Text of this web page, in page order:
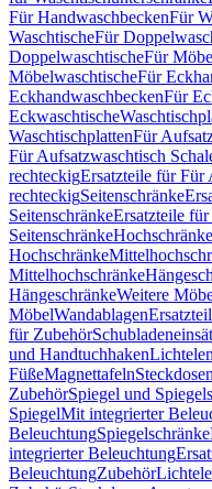
Für HandwaschbeckenFür
WaschtischeFür
DoppelwaschtischeFür
MöbelwaschtischeFür
EckhandwaschbeckenFür
Eckwaschtische
WaschtischplattenFür
Für Aufsatzwaschtisch
rechteckigErsatzteile für Für
rechteckigSeitenschränke
SeitenschränkeErsatzteile
SeitenschränkeHochschränke
Hochschränke
Mittelhochschränke
HängeschränkeWeitere
MöbelWandablagen
für Zubehör
und Handtuchhaken
FüßeMagnettafelnSteckdosen
ZubehörSpiegel und
SpiegelMit integrierter
BeleuchtungSpiegelschränke
integrierter Beleuchtung
BeleuchtungZubehör